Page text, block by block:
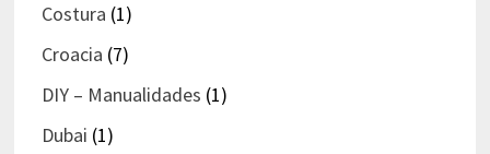
Costura (1)
Croacia (7)
DIY – Manualidades (1)
Dubai (1)